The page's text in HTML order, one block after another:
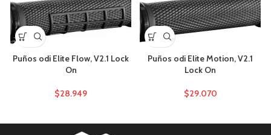
Puños odi Elite Flow, V2.1 Lock
On
$28.949
Puños odi Elite Motion, V2.1
Lock On
$29.070